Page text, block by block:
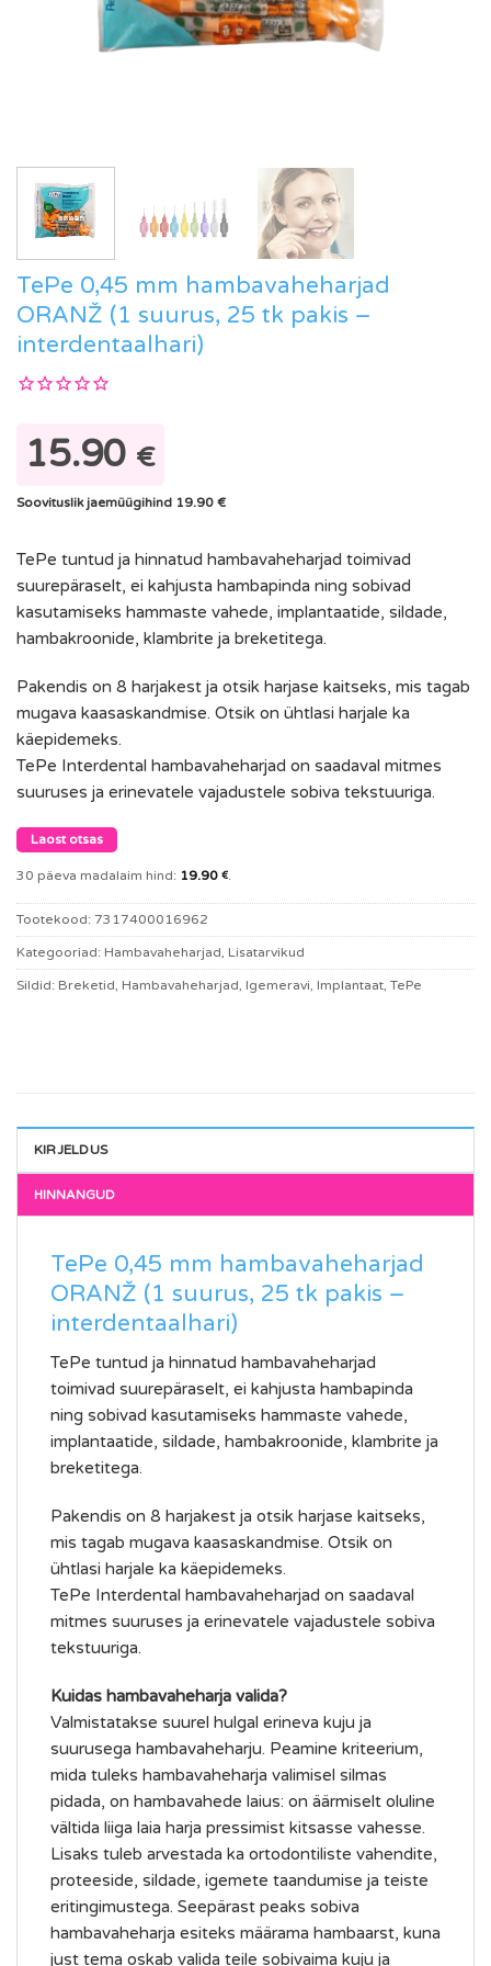
TePe 0,45 mm hambavaheharjad
ORANŽ (1 suurus, 25 tk pakis –
interdentaalhari)
15.90 €
Soovituslik jaemüügihind 19.90 €
TePe tuntud ja hinnatud hambavaheharjad toimivad
suurepäraselt, ei kahjusta hambapinda ning sobivad
kasutamiseks hammaste vahede, implantaatide, sildade,
hambakroonide, klambrite ja breketitega.
Pakendis on 8 harjakest ja otsik harjase kaitseks, mis tagab
mugava kaasaskandmise. Otsik on ühtlasi harjale ka
käepidemeks.
TePe Interdental hambavaheharjad on saadaval mitmes
suuruses ja erinevatele vajadustele sobiva tekstuuriga.
Laost otsas
30 päeva madalaim hind: 19.90 €
Tootekood: 7317400016962
Kategooriad: Hambavaheharjad, Lisatarvikud
Sildid: Breketid, Hambavaheharjad, Igemeravi, Implantaat, TePe
KIRJELDUS
TePe 0,45 mm hambavaheharjad
ORANŽ (1 suurus, 25 tk pakis –
interdentaalhari)
TePe tuntud ja hinnatud hambavaheharjad
toimivad suurepäraselt, ei kahjusta hambapinda
ning sobivad kasutamiseks hammaste vahede,
implantaatide, sildade, hambakroonide, klambrite ja
breketitega.
Pakendis on 8 harjakest ja otsik harjase kaitseks,
mis tagab mugava kaasaskandmise. Otsik on
ühtlasi harjale ka käepidemeks.
TePe Interdental hambavaheharjad on saadaval
mitmes suuruses ja erinevatele vajadustele sobiva
tekstuuriga.
Kuidas hambavaheharja valida?
Valmistatakse suurel hulgal erineva kuju ja
suurusega hambavaheharju. Peamine kriteerium,
mida tuleks hambavaheharja valimisel silmas
pidada, on hambavahede laius: on äärmiselt oluline
vältida liiga laia harja pressimist kitsasse vahesse.
Lisaks tuleb arvestada ka ortodontiliste vahendite,
proteeside, sildade, igemete taandumise ja teiste
eritingimustega. Seepärast peaks sobiva
hambavaheharja esiteks määrama hambaarst, kuna
just tema oskab valida teile sobivaima kuju ja